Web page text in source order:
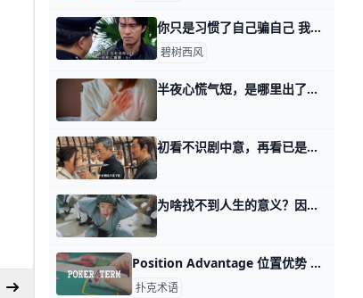
你只是习惯了自己骗自己 我那天讲职场里的三个关键的步骤，之后有许多读者留言问我问题，看了这么多天。 我发现很多读者对于自己第一关通关的理解，是完全错误的，所以今天来做
碧树西风
半夜心慌气短，是哪里出了问题？ 紧张、激动或受到惊吓时，很多人都有过心跳加速的感觉。但在夜深人静时，有些人也可能会突然感到一阵心慌、气短，不由得担心身体哪里出了问题。 专家解
初看不识剧中意，再看已是剧中人 那天我讲流水的中产阶级时，有好几个和我同年龄段的读者，留言表露出对既往在岸上的人生的不满 我也不知道该说点什么，正好遇到一本电影，寻秦记 20多
为啥找不到人生的意义？因为没人拿我们当人 回答一个读者的问题。 那天在谋生话题里，有个年轻的读者留言问我这么一个问题。 他是我的同行，十几年前的我，和当下的你，算是同行。 我十几年前是个码
Position Advantage 位置优势 Position Advantage 位置优势，「Position Advantage」指的是玩家根据座位顺序，在一手牌的行动中拥有比对手更有利的位置。 Position Advantage在扑
扑克术语